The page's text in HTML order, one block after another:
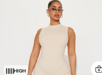
HIGH